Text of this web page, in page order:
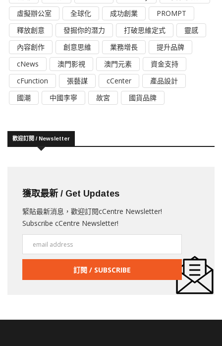
虛擬辦公室
全球化 成功創業
PROMPT
釋放創意
發掘你的潛力 打破思維定式
靈感
內容創作
創意思維 業務增長
提升品牌
cNews
澳門影視 澳門元素
資金支持
cFunction
張藝謀 cCenter
產品設計
國潮
中國李寧 故宮 國貨品牌
歡迎訂閱 / Newsletter
獲取最新 / Get Updates
緊貼最新消息，歡迎訂閱cCentre Newsletter!
Subscribe cCentre Newsletter!